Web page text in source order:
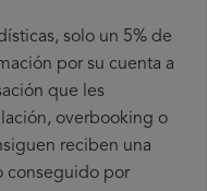
solo un 5% de
por su cuenta a
que les
overbooking o
reciben una
conseguido por